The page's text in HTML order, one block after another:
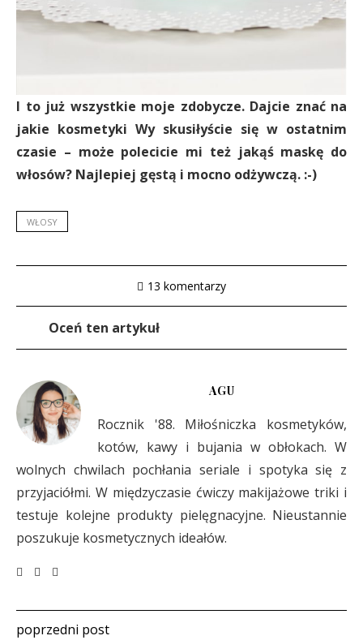
I to już wszystkie moje zdobycze. Dajcie znać na
jakie kosmetyki Wy skusiłyście się w ostatnim
czasie – może polecicie mi też jakąś maskę do
włosów? Najlepiej gęstą i mocno odżywczą. :-)
WŁOSY
13 komentarzy
Oceń ten artykuł
AGU
Rocznik '88. Miłośniczka kosmetyków,
kotów, kawy i bujania w obłokach. W
wolnych chwilach pochłania seriale i spotyka się z
przyjaciółmi. W międzyczasie ćwiczy makijażowe triki i
testuje kolejne produkty pielęgnacyjne. Nieustannie
poszukuje kosmetycznych ideałów.
poprzedni post